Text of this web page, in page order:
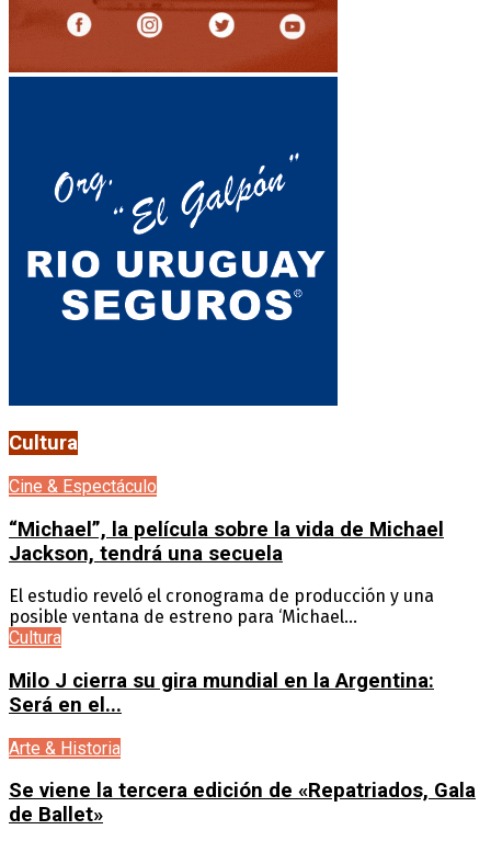
Cultura
Cine & Espectáculo
“Michael”, la película sobre la vida de Michael
Jackson, tendrá una secuela
El estudio reveló el cronograma de producción y una
posible ventana de estreno para ‘Michael...
Cultura
Milo J cierra su gira mundial en la Argentina:
Será en el...
Arte & Historia
Se viene la tercera edición de «Repatriados, Gala
de Ballet»